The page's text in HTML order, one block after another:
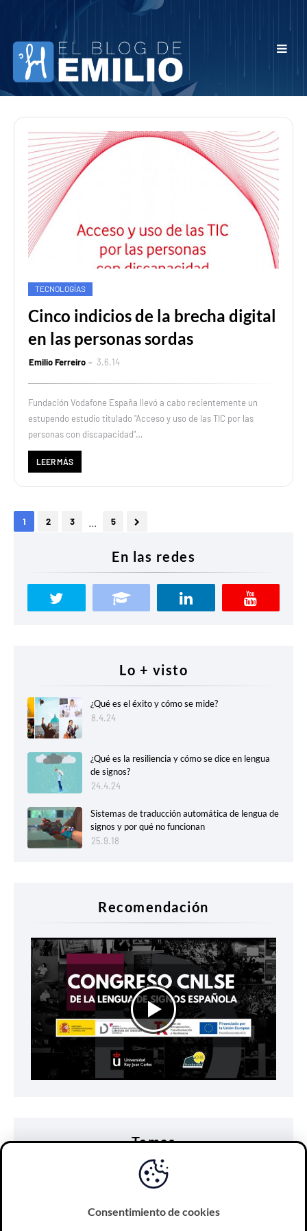
TECNOLOGÍAS
Cinco indicios de la brecha digital
en las personas sordas
Emilio Ferreiro 3.6.14
Fundación Vodafone España llevó a cabo recientemente un
estupendo estudio titulado "Acceso y uso de las TIC por las
personas con discapacidad"…
LEER MÁS
1 2 3 5
En las redes
Lo + visto
¿Qué es el éxito y cómo se mide?
8.4.24
¿Qué es la resiliencia y cómo se dice en lengua
de signos?
24.4.24
Sistemas de traducción automática de lengua de
signos y por qué no funcionan
25.9.18
Recomendación
Temas
comunicación discapacidad
Consentimiento de cookies